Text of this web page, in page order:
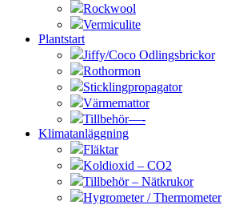
Rockwool
Vermiculite
Plantstart
Jiffy/Coco Odlingsbrickor
Rothormon
Sticklingpropagator
Värmemattor
Tillbehör—-
Klimatanläggning
Fläktar
Koldioxid – CO2
Tillbehör – Nätkrukor
Hygrometer / Thermometer